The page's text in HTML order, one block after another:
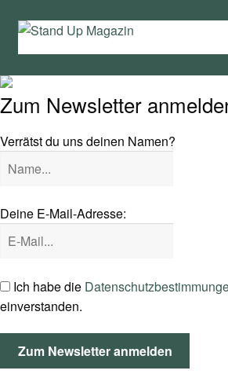
Zum
Home
News
Ratgeber
Das Magazin
SPOT FINDER
Zum Newsletter
Verrätst du uns deinen Namen?
Deine E-Mail-Adresse:
Ich habe die
einverstanden.